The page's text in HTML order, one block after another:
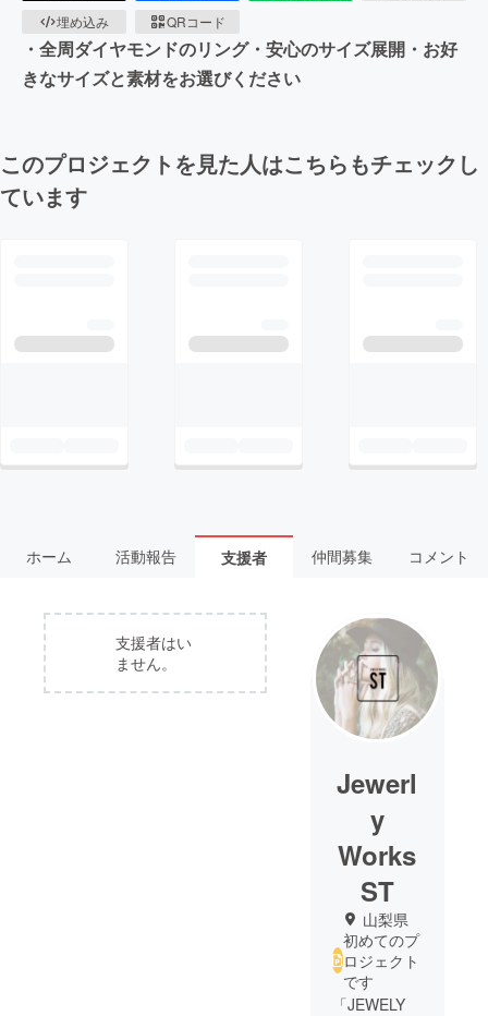
埋め込み
QRコード
・全周ダイヤモンドのリング・安心のサイズ展開・お好
きなサイズと素材をお選びください
このプロジェクトを見た人はこちらもチェックし
ています
ホーム 活動報告 支援者 仲間募集 コメント
支援者はい
ません。
Jewerl
y
Works
ST
山梨県
初めてのプ
ロジェクト
です
「JEWELY